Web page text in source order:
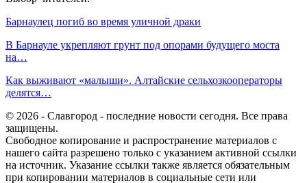
Барнаулец погиб во время уличной драки
В Барнауле укрепляют грунт под опорами будущего моста
на…
Как выживают «малыши». Алтайские сельхозкооператоры
делятся…
© 2026 - Славгород - последние новости сегодня. Все права
защищены.
Свободное копирование и распространение материалов с
нашего сайта разрешено только с указанием активной ссылки
на источник. Указание ссылки также является обязательным
при копировании материалов в социальные сети или